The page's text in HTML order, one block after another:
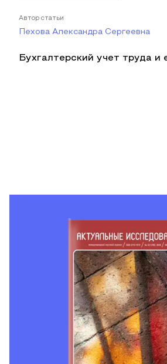
Автор статьи
Пехова Александра Сергеевна
Бухгалтерский учет труда и